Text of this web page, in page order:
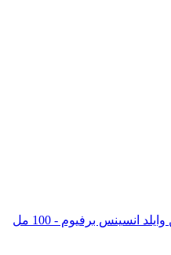
انسينس برفيوم - 100 مل